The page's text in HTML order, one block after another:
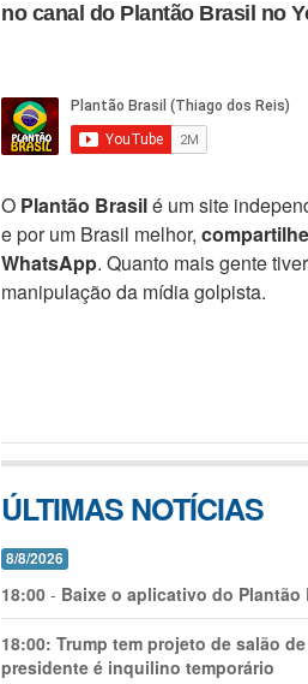
no canal do Plantão Brasil no
O Plantão Brasilé um site
e por um Brasil melhor,
WhatsApp. Quanto mais gente
manipulação da mídia golpista.
ÚLTIMAS NOTÍCIAS
8/8/2026
18:00 - Baixe o aplicativo do Plantão
18:00: Trump tem projeto de salão
presidente é inquilino temporário